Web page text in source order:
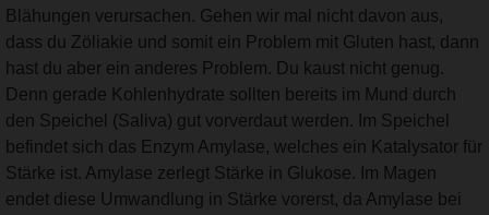
Blähungen verursachen. Gehen wir mal nicht davon aus,
dass du Zöliakie und somit ein Problem mit Gluten hast, dann
hast du aber ein anderes Problem. Du kaust nicht genug.
Denn gerade Kohlenhydrate sollten bereits im Mund durch
den Speichel (Saliva) gut vorverdaut werden. Im Speichel
befindet sich das Enzym Amylase, welches ein Katalysator für
Stärke ist. Amylase zerlegt Stärke in Glukose. Im Magen
endet diese Umwandlung in Stärke vorerst, da Amylase bei